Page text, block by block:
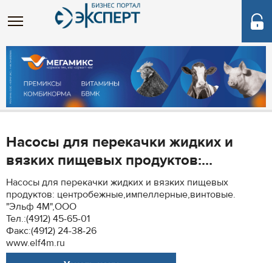
Насосы для перекачки жидких и
вязких пищевых продуктов:...
Насосы для перекачки жидких и вязких пищевых
продуктов: центробежные,импеллерные,винтовые.
"Эльф 4М",ООО
Тел.:(4912) 45-65-01
Факс:(4912) 24-38-26
www.elf4m.ru